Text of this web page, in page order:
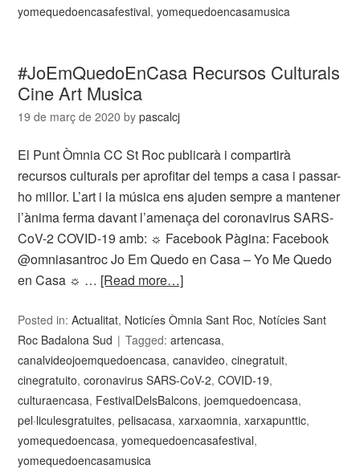
yomequedoencasafestival,yomequedoencasamusica
#JoEmQuedoEnCasa Recursos Culturals
Cine Art Musica
19 de març de 2020 bypascalcj
El Punt Òmnia CC St Roc publicarà i compartirà
recursos culturals per aprofitar del temps a casa i passar-
ho millor. L’art i la música ens ajuden sempre a mantener
l’ànima ferma davant l’amenaça del coronavirus SARS-
CoV-2 COVID-19 amb: ☼ Facebook Pàgina: Facebook
@omniasantroc Jo Em Quedo en Casa – Yo Me Quedo
en Casa ☼ … [Read more…]
Posted in:Actualitat, Noticíes Òmnia Sant Roc, Notícies Sant
Roc Badalona Sud
Tagged:artencasa,
canalvideojoemquedoencasa,canavideo,cinegratuit,
cinegratuito,coronavirus SARS-CoV-2,COVID-19,
culturaencasa, FestivalDelsBalcons,joemquedoencasa,
pel·liculesgratuites,pelisacasa,xarxaomnia,xarxapunttic,
yomequedoencasa,yomequedoencasafestival,
yomequedoencasamusica